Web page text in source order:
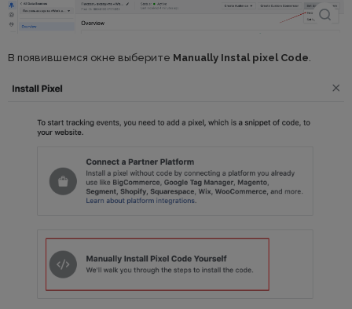
В появившемся окне выберите Manually Instal pixel Code